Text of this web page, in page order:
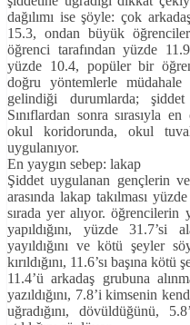
dağılımı ise şöyle: çok
15.3, ondan büyük
öğrenci tarafından yüzde
yüzde 10.4, popüler bir
doğru yöntemlerle
gelindiği durumlarda; şiddet
Sınıflardan sonra sırasıyla
okul koridorunda, okul
uygulanıyor.
En yaygın sebep: lakap
Şiddet uygulanan gençlerin
arasında lakap takılması
sırada yer alıyor. öğrencilerin
yapıldığını, yüzde 31.7’si
yayıldığını ve kötü şeyler
kırıldığını, 11.6’sı başına
11.4’ü arkadaş grubuna
yazıldığını, 7.8’i kimsenin
uğradığını, dövüldüğünü,